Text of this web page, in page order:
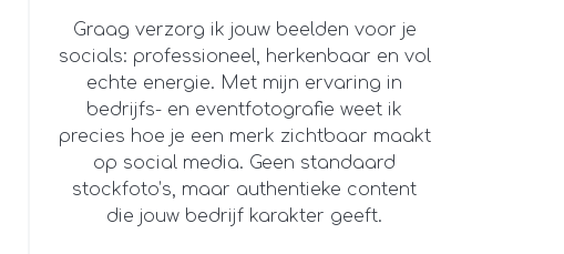
Graag verzorg ik jouw beelden voor je
socials: professioneel, herkenbaar en vol
echte energie. Met mijn ervaring in
bedrijfs- en eventfotografie weet ik
precies hoe je een merk zichtbaar maakt
op social media. Geen standaard
stockfoto’s, maar authentieke content
die jouw bedrijf karakter geeft.